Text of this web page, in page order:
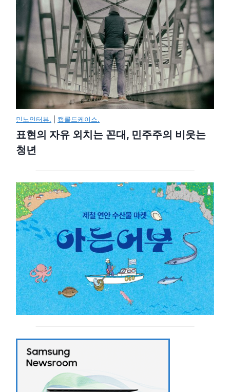
민노인터뷰. 캡콜드케이스.
표현의 자유 외치는 꼰대, 민주주의 비웃는
청년